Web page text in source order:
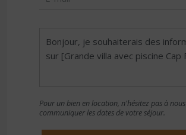
Pour un bien en location, n'hésitez pas à nous
communiquer les dates de votre séjour.